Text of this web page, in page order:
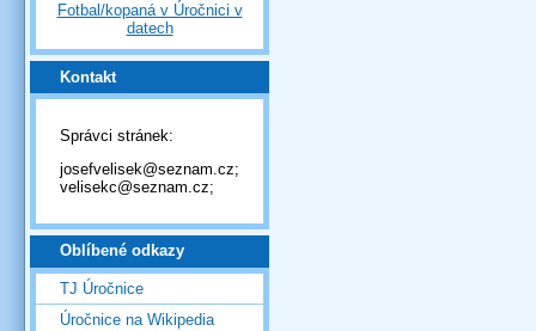
Fotbal/kopaná v Úročnici v
datech
Kontakt
Správci stránek:
josefvelisek@seznam.cz;
velisekc@seznam.cz;
Oblíbené odkazy
TJ Úročnice
Úročnice na Wikipedia